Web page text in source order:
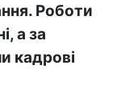
Роботи
а за
кадрові